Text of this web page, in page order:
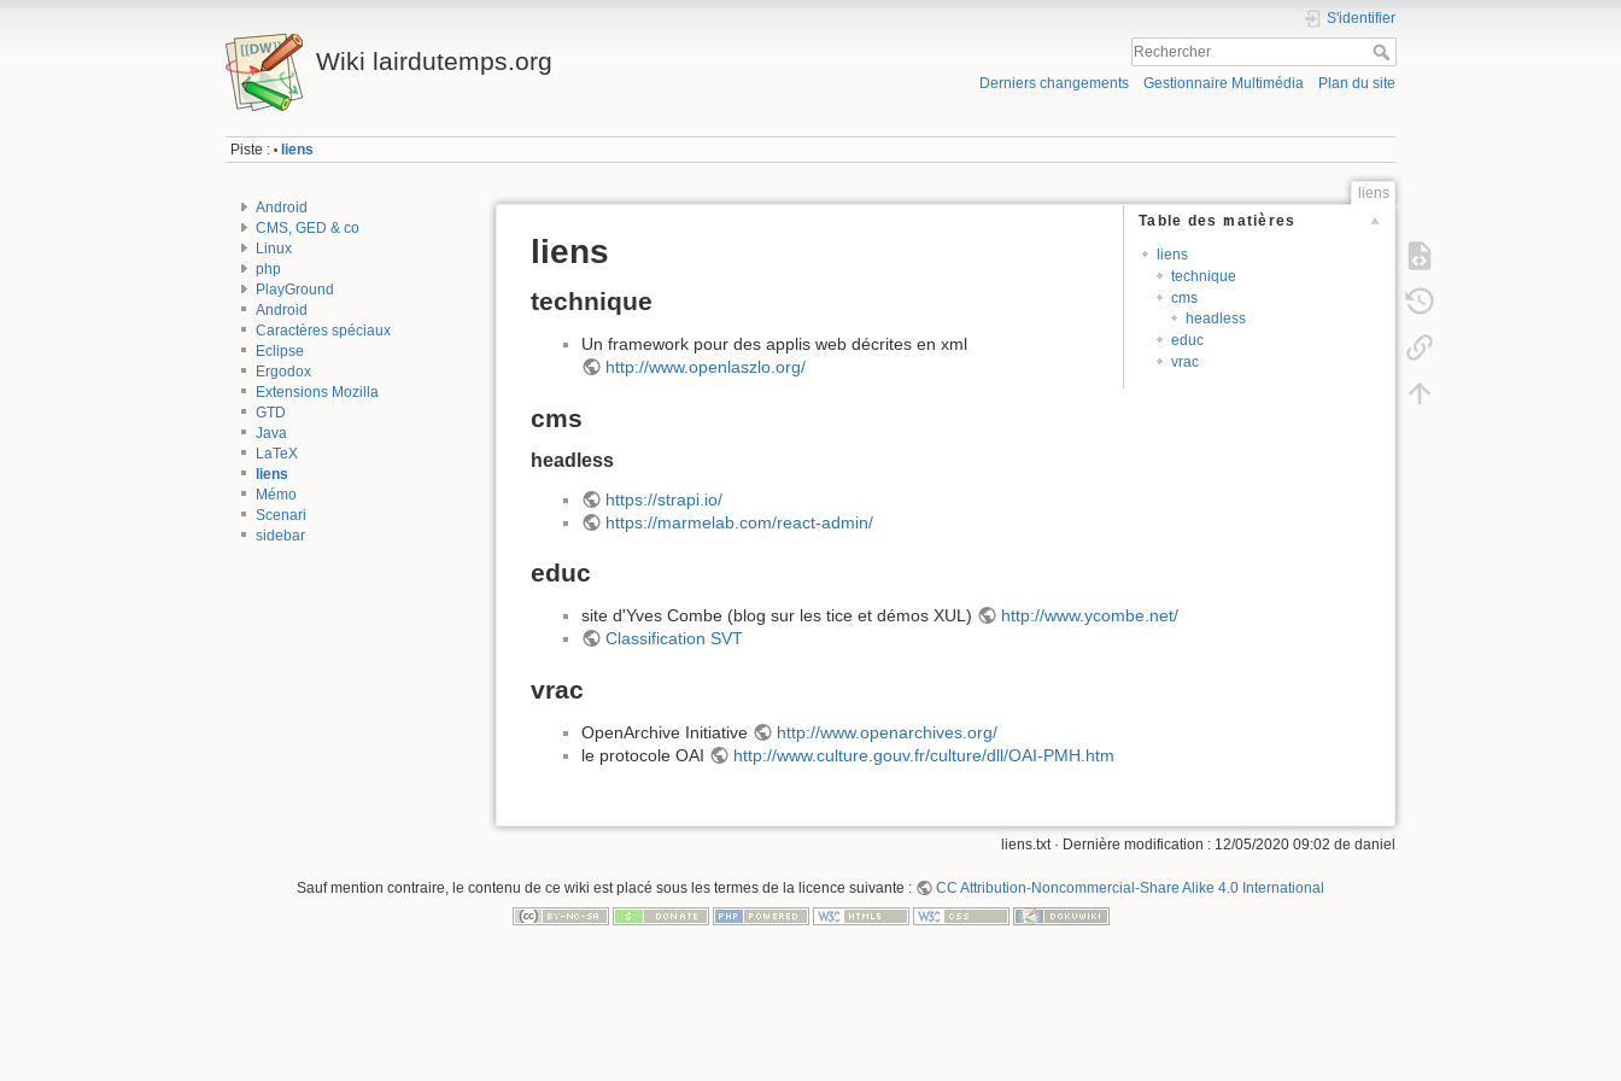
Wiki lairdutemps.org
S'identifier
Derniers changements Gestionnaire Multimédia Plan du site
Piste : • liens
Android
CMS, GED & co
Linux
php
PlayGround
Android
Caractères spéciaux
Eclipse
Ergodox
Extensions Mozilla
GTD
Java
LaTeX
liens
Mémo
Scenari
sidebar
liens
Table des matières
liens
technique
cms
headless
educ
vrac
liens
technique
Un framework pour des applis web décrites en xml
http://www.openlaszlo.org/
cms
headless
https://strapi.io/
https://marmelab.com/react-admin/
educ
site d'Yves Combe (blog sur les tice et démos XUL)
http://www.ycombe.net/
Classification SVT
vrac
OpenArchive Initiative
http://www.openarchives.org/
le protocole OAI
http://www.culture.gouv.fr/culture/dll/OAI-PMH.htm
liens.txt · Dernière modification : 12/05/2020 09:02 de daniel
Sauf mention contraire, le contenu de ce wiki est placé sous les termes de la licence suivante : CC Attribution-Noncommercial-Share Alike 4.0 International